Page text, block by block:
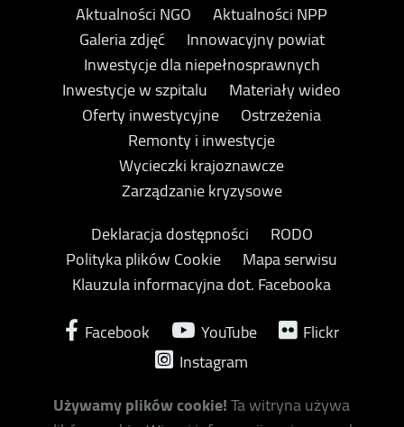
Aktualności NGO
Aktualności NPP
Galeria zdjęć
Innowacyjny powiat
Inwestycje dla niepełnosprawnych
Inwestycje w szpitalu
Materiały wideo
Oferty inwestycyjne
Ostrzeżenia
Remonty i inwestycje
Wycieczki krajoznawcze
Zarządzanie kryzysowe
Deklaracja dostępności
RODO
Polityka plików Cookie
Mapa serwisu
Klauzula informacyjna dot. Facebooka
Facebook
YouTube
Flickr
Instagram
Używamy plików cookie!Ta witryna używa